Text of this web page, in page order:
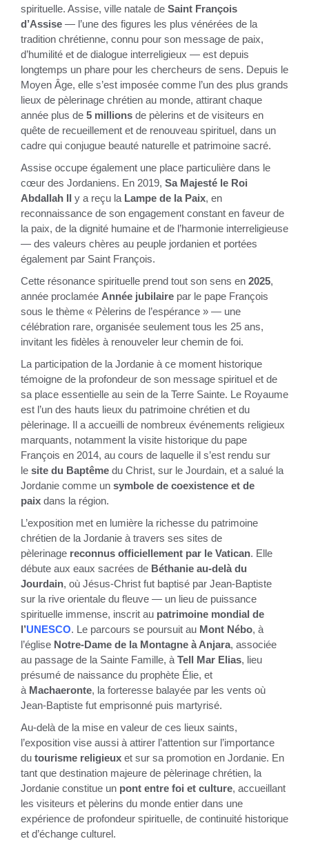
spirituelle. Assise, ville natale de Saint François
d’Assise — l’une des figures les plus vénérées de la
tradition chrétienne, connu pour son message de paix,
d’humilité et de dialogue interreligieux — est depuis
longtemps un phare pour les chercheurs de sens. Depuis le
Moyen Âge, elle s’est imposée comme l’un des plus grands
lieux de pèlerinage chrétien au monde, attirant chaque
année plus de 5 millions de pèlerins et de visiteurs en
quête de recueillement et de renouveau spirituel, dans un
cadre qui conjugue beauté naturelle et patrimoine sacré.
Assise occupe également une place particulière dans le
cœur des Jordaniens. En 2019, Sa Majesté le Roi
Abdallah II
y a reçu la Lampe de la Paix, en
reconnaissance de son engagement constant en faveur de
la paix, de la dignité humaine et de l’harmonie interreligieuse
— des valeurs chères au peuple jordanien et portées
également par Saint François.
Cette résonance spirituelle prend tout son sens en 2025,
année proclamée Année jubilaire par le pape François
sous le thème « Pèlerins de l’espérance » — une
célébration rare, organisée seulement tous les 25 ans,
invitant les fidèles à renouveler leur chemin de foi.
La participation de la Jordanie à ce moment historique
témoigne de la profondeur de son message spirituel et de
sa place essentielle au sein de la Terre Sainte. Le Royaume
est l’un des hauts lieux du patrimoine chrétien et du
pèlerinage. Il a accueilli de nombreux événements religieux
marquants, notamment la visite historique du pape
François en 2014, au cours de laquelle il s’est rendu sur
le site du Baptême du Christ, sur le Jourdain, et a salué la
Jordanie comme un symbole de coexistence et de
paix dans la région.
L’exposition met en lumière la richesse du patrimoine
chrétien de la Jordanie à travers ses sites de
pèlerinage reconnus officiellement par le Vatican. Elle
débute aux eaux sacrées de Béthanie au-delà du
Jourdain, où Jésus-Christ fut baptisé par Jean-Baptiste
sur la rive orientale du fleuve — un lieu de puissance
spirituelle immense, inscrit au patrimoine mondial de
l’UNESCO. Le parcours se poursuit au Mont Nébo, à
l’église Notre-Dame de la Montagne à Anjara, associée
au passage de la Sainte Famille, à Tell Mar Elias, lieu
présumé de naissance du prophète Élie, et
à Machaeronte, la forteresse balayée par les vents où
Jean-Baptiste fut emprisonné puis martyrisé.
Au-delà de la mise en valeur de ces lieux saints,
l’exposition vise aussi à attirer l’attention sur l’importance
du tourisme religieux et sur sa promotion en Jordanie. En
tant que destination majeure de pèlerinage chrétien, la
Jordanie constitue un pont entre foi et culture, accueillant
les visiteurs et pèlerins du monde entier dans une
expérience de profondeur spirituelle, de continuité historique
et d’échange culturel.